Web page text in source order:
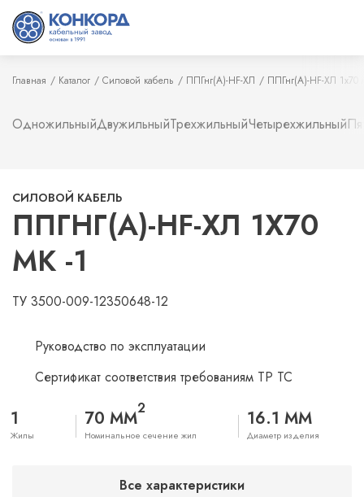
Главная Каталог Силовой кабель ППГнг(А)-HF-ХЛ ППГнг(А)-HF-ХЛ 1х70
ОдножильныйДвужильныйТрехжильныйЧетырехжильный
СИЛОВОЙ КАБЕЛЬ
ППГНГ(А)-HF-ХЛ 1Х70
МК -1
ТУ 3500-009-12350648-12
Руководство по эксплуатации
Сертификат соответствия требованиям ТР ТС
1
Жилы
70 ММ2
Номинальное сечение жил
16.1 ММ
Диаметр изделия
Все характеристики